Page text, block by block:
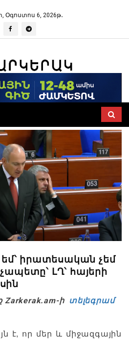
Օգոստոս 6, 2026թ․
եմ՝ իրատեսական չեմ
ԼՂ՝ հայերի
ի տելեգրամ
է, որ մեր և միջազգային